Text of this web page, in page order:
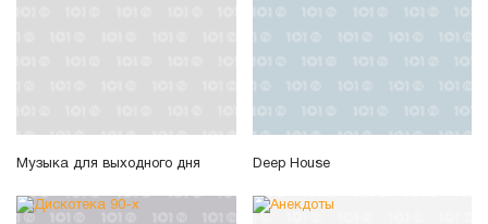
Музыка для выходного дня Deep House